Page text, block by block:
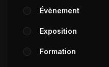
Évènement
Exposition
Formation